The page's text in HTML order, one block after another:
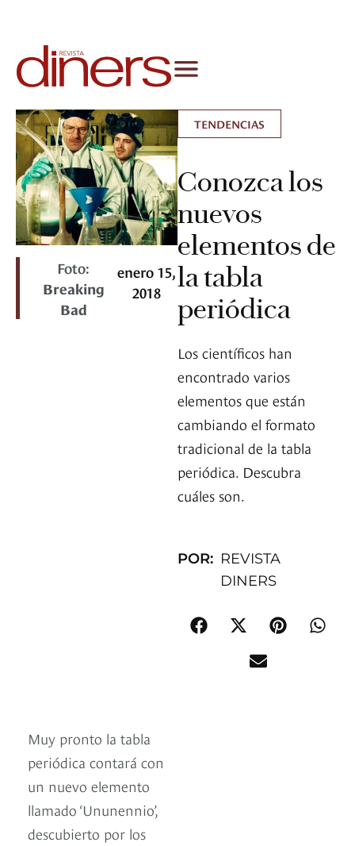
Foto:
Breaking
Bad
enero 15,
2018
TENDENCIAS
Conozca los
nuevos
elementos de
la tabla
periódica
Los científicos han
encontrado varios
elementos que están
cambiando el formato
tradicional de la tabla
periódica. Descubra
cuáles son.
POR: REVISTA
DINERS
Muy pronto la tabla
periódica contará con
un nuevo elemento
llamado ‘Ununennio’,
descubierto por los